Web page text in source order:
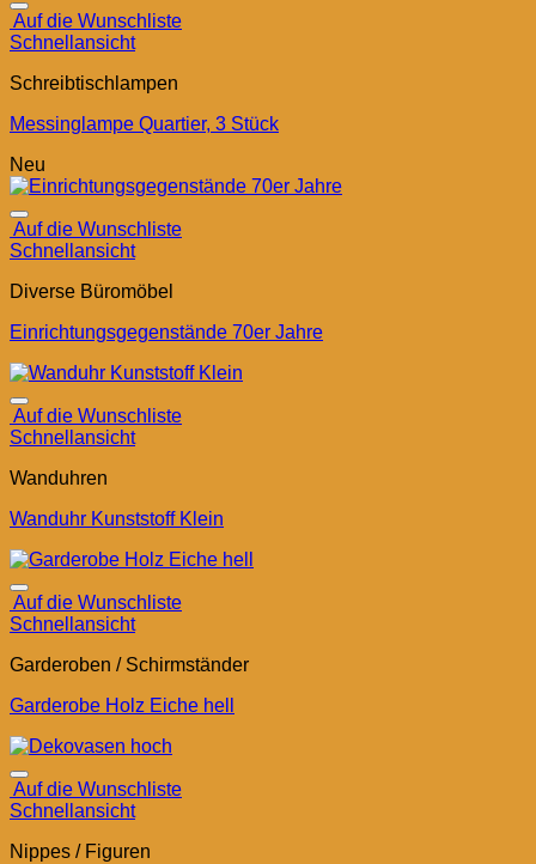
Auf die Wunschliste
Schnellansicht
Schreibtischlampen
Messinglampe Quartier, 3 Stück
Neu
Auf die Wunschliste
Schnellansicht
Diverse Büromöbel
Einrichtungsgegenstände 70er Jahre
Auf die Wunschliste
Schnellansicht
Wanduhren
Wanduhr Kunststoff Klein
Auf die Wunschliste
Schnellansicht
Garderoben / Schirmständer
Garderobe Holz Eiche hell
Auf die Wunschliste
Schnellansicht
Nippes / Figuren